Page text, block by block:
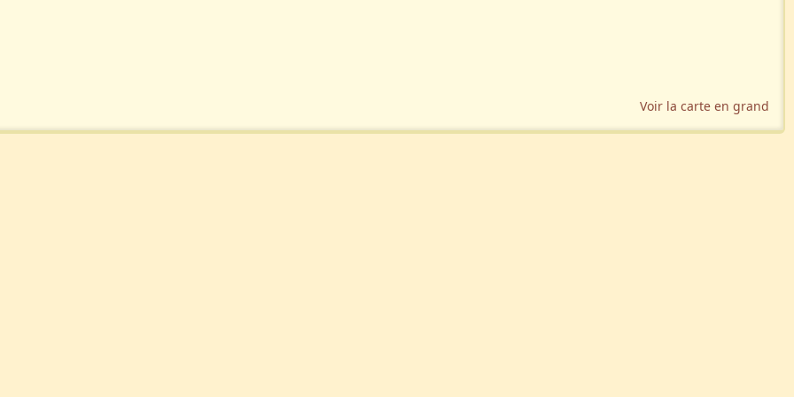
Voir la carte en grand